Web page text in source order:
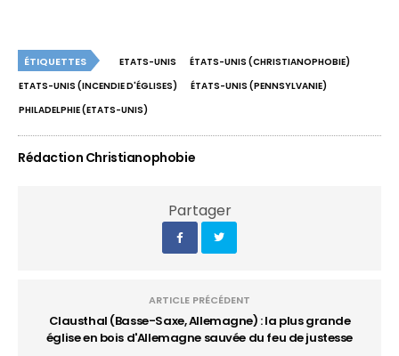
ÉTIQUETTES ETATS-UNIS
ÉTATS-UNIS (CHRISTIANOPHOBIE)
ETATS-UNIS (INCENDIE D'ÉGLISES)
ÉTATS-UNIS (PENNSYLVANIE)
PHILADELPHIE (ETATS-UNIS)
Rédaction Christianophobie
Partager
ARTICLE PRÉCÉDENT
Clausthal (Basse-Saxe, Allemagne) : la plus grande
église en bois d'Allemagne sauvée du feu de justesse